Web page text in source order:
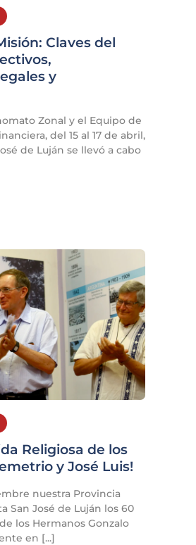
Claves del
y
Zonal y el Equipo de
del 15 al 17 de abril,
de Luján se llevó a cabo
Religiosa de los
y José Luis!
nuestra Provincia
San José de Luján los 60
los Hermanos Gonzalo
en [...]